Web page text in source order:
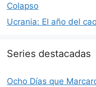
Colapso
Ucrania: El año del
Series destacadas
Ocho Días que